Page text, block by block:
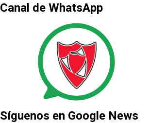
Canal de WhatsApp
Síguenos en Google News